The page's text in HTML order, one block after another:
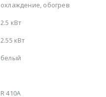
охлаждение, обогрев
2.5 кВт
2.55 кВт
белый
R 410A